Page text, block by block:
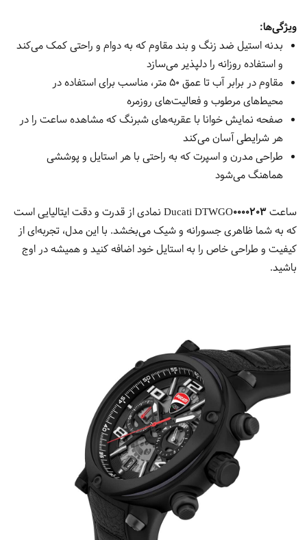
ویژگی‌ها:
بدنه استیل ضد زنگ و بند مقاوم که به دوام و راحتی کمک می‌کند
و استفاده روزانه را دلپذیر می‌سازد
مقاوم در برابر آب تا عمق 50 متر، مناسب برای استفاده در
محیط‌های مرطوب و فعالیت‌های روزمره
صفحه نمایش خوانا با عقربه‌های شبرنگ که مشاهده ساعت را در
هر شرایطی آسان می‌کند
طراحی مدرن و اسپرت که به راحتی با هر استایل و پوششی
هماهنگ می‌شود
ساعتDucati DTWGO0000203 نمادی از قدرت و دقت ایتالیایی است
که به شما ظاهری جسورانه و شیک می‌بخشد. با این مدل، تجربه‌ای از
کیفیت و طراحی خاص را به استایل خود اضافه کنید و همیشه در اوج
باشید.